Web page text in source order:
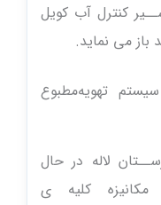
کنترل آب کویل
می نماید.
تهویه‌مطبوع
لاله در حال
کلیه ی